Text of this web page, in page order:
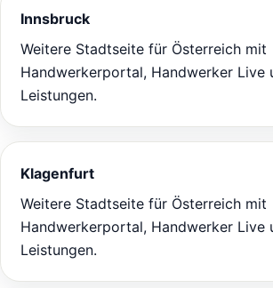
Innsbruck
Weitere Stadtseite für Österreich mit
Handwerkerportal, Handwerker Live
Leistungen.
Klagenfurt
Weitere Stadtseite für Österreich mit
Handwerkerportal, Handwerker Live
Leistungen.